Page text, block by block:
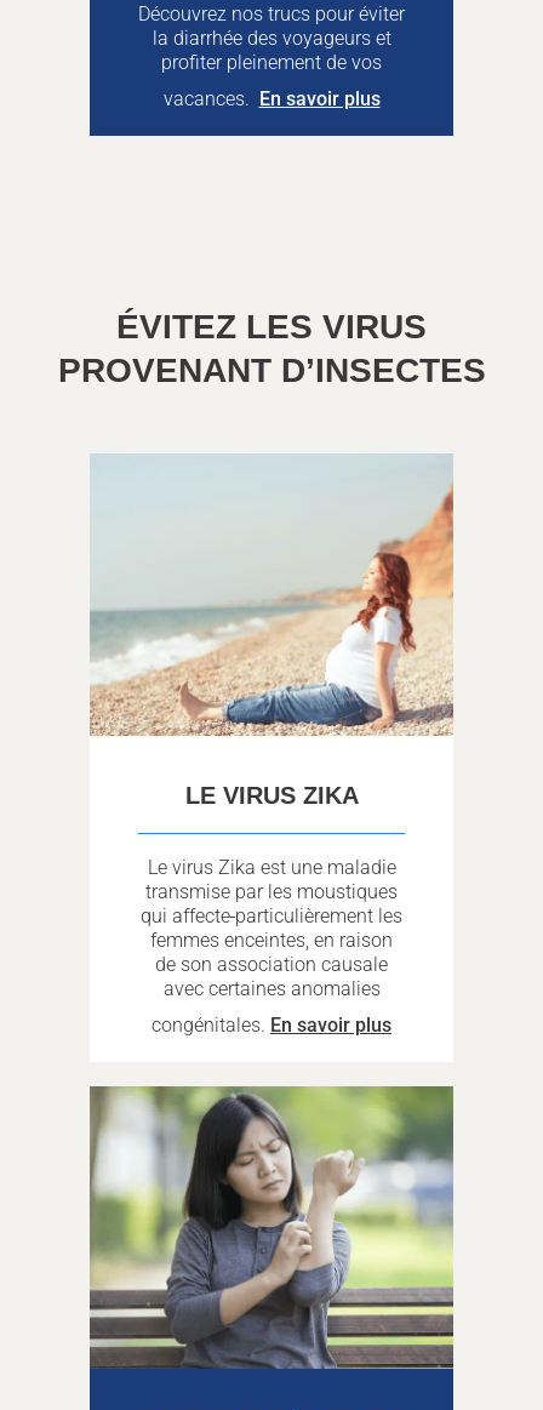
Découvrez nos trucs pour éviter
la diarrhée des voyageurs et
profiter pleinement de vos
vacances. En savoir plus
ÉVITEZ LES VIRUS
PROVENANT D’INSECTES
LE VIRUS ZIKA
Le virus Zika est une maladie
transmise par les moustiques
qui affecte particulièrement les
femmes enceintes, en raison
de son association causale
avec certaines anomalies
congénitales. En savoir plus